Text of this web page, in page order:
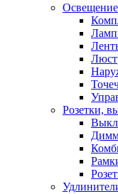
Освещение
Розетки,